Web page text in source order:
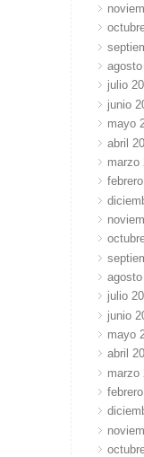
julio
junio
mayo
abril
marzo
agosto
julio
junio
mayo
abril
marzo